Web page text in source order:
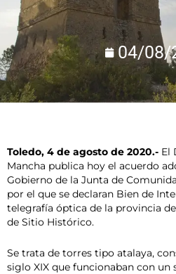
04/08/
Toledo, 4 de agosto de 2020.- El
Mancha publica hoy el acuerdo
Gobierno de la Junta de
por el que se declaran Bien de
telegrafía óptica de la provincia
de Sitio Histórico.
Se trata de torres tipo atalaya,
siglo XIX que funcionaban con un